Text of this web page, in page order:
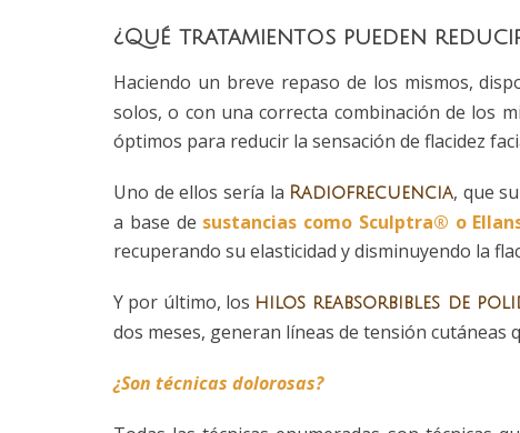
¿Qué tratamientos pueden
Haciendo un breve repaso de los mismos,
solos, o con una correcta combinación de los
óptimos para reducir la sensación de flacidez
Uno de ellos sería la Radiofrecuencia, que
a base de sustancias como Sculptra® o
recuperando su elasticidad y disminuyendo la
Y por último, los hilos reabsorbibles de
dos meses, generan líneas de tensión
¿Son técnicas dolorosas?